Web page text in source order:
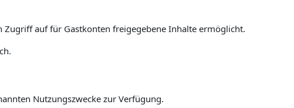
Zugriff auf für Gastkonten freigegebene Inhalte ermöglicht.
Nutzungszwecke zur Verfügung.